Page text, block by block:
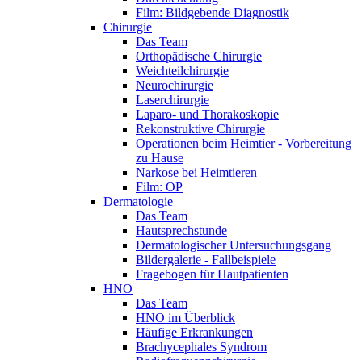
Film: Bildgebende Diagnostik
Chirurgie
Das Team
Orthopädische Chirurgie
Weichteilchirurgie
Neurochirurgie
Laserchirurgie
Laparo- und Thorakoskopie
Rekonstruktive Chirurgie
Operationen beim Heimtier - Vorbereitung
zu Hause
Narkose bei Heimtieren
Film: OP
Dermatologie
Das Team
Hautsprechstunde
Dermatologischer Untersuchungsgang
Bildergalerie - Fallbeispiele
Fragebogen für Hautpatienten
HNO
Das Team
HNO im Überblick
Häufige Erkrankungen
Brachycephales Syndrom